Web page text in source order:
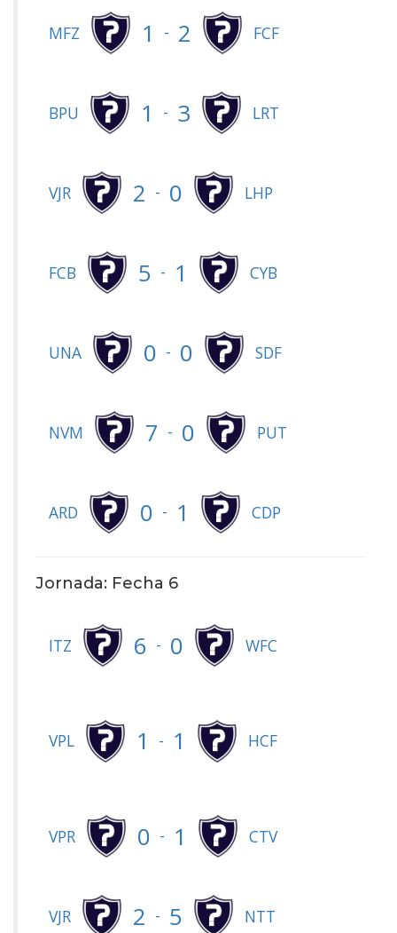
MFZ 1 - 2 FCF
BPU 1 - 3 LRT
VJR 2 - 0 LHP
FCB 5 - 1 CYB
UNA 0 - 0 SDF
NVM 7 - 0 PUT
ARD 0 - 1 CDP
Jornada: Fecha 6
ITZ 6 - 0 WFC
VPL 1 - 1 HCF
VPR 0 - 1 CTV
VJR 2 - 5 NTT